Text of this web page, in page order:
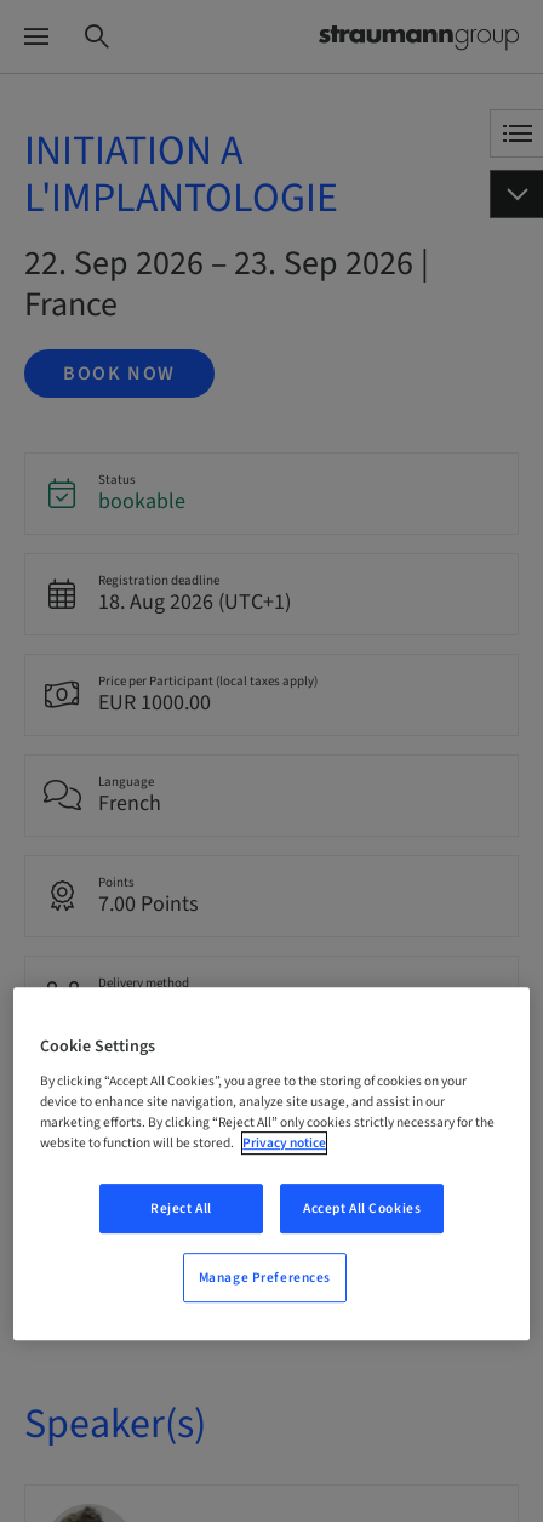
INITIATION A
L'IMPLANTOLOGIE
22. Sep 2026 – 23. Sep 2026 |
France
BOOK NOW
Status
bookable
Registration deadline
18. Aug 2026 (UTC+1)
Price per Participant (local taxes apply)
EUR 1000.00
Language
French
Points
7.00 Points
Delivery method
Audience
National
Course no.
Neodent_INIT_IMPLANTO_2_2025
5 available
Speaker(s)
Cookie Settings
By clicking “Accept All Cookies”, you agree to the storing of cookies on your
device to enhance site navigation, analyze site usage, and assist in our
marketing efforts. By clicking “Reject All” only cookies strictly necessary for the
website to function will be stored. Privacy notice
Reject All Accept All Cookies
Manage Preferences